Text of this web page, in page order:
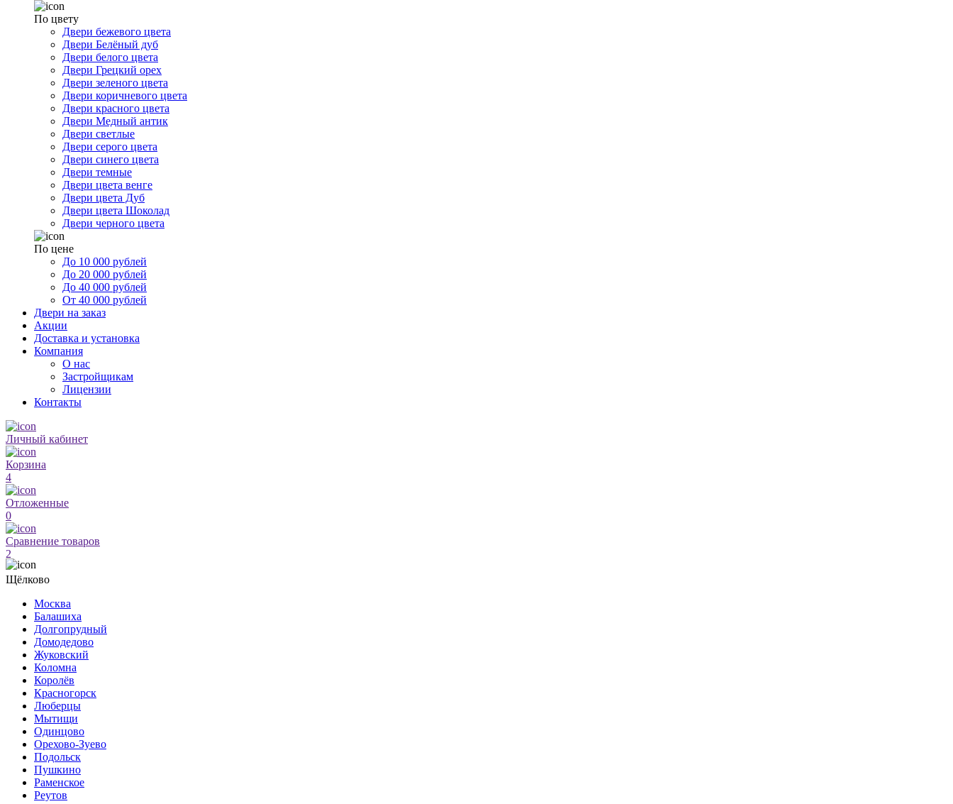
По цвету
Двери бежевого цвета
Двери Белёный дуб
Двери белого цвета
Двери Грецкий орех
Двери зеленого цвета
Двери коричневого цвета
Двери красного цвета
Двери Медный антик
Двери светлые
Двери серого цвета
Двери синего цвета
Двери темные
Двери цвета венге
Двери цвета Дуб
Двери цвета Шоколад
Двери черного цвета
По цене
До 10 000 рублей
До 20 000 рублей
До 40 000 рублей
От 40 000 рублей
Двери на заказ
Акции
Доставка и установка
Компания
О нас
Застройщикам
Лицензии
Контакты
Личный кабинет
Корзина
4
Отложенные
0
Сравнение товаров
2
Щёлково
Москва
Балашиха
Долгопрудный
Домодедово
Жуковский
Коломна
Королёв
Красногорск
Люберцы
Мытищи
Одинцово
Орехово-Зуево
Подольск
Пушкино
Раменское
Реутов